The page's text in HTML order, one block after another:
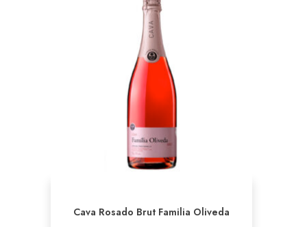
Cava Rosado Brut Familia Oliveda